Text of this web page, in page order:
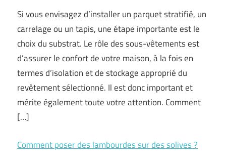
Si vous envisagez d’installer un parquet stratifié, un
carrelage ou un tapis, une étape importante est le
choix du substrat. Le rôle des sous-vêtements est
d’assurer le confort de votre maison, à la fois en
termes d’isolation et de stockage approprié du
revêtement sélectionné. Il est donc important et
mérite également toute votre attention. Comment
[…]
Comment poser des lambourdes sur des solives ?